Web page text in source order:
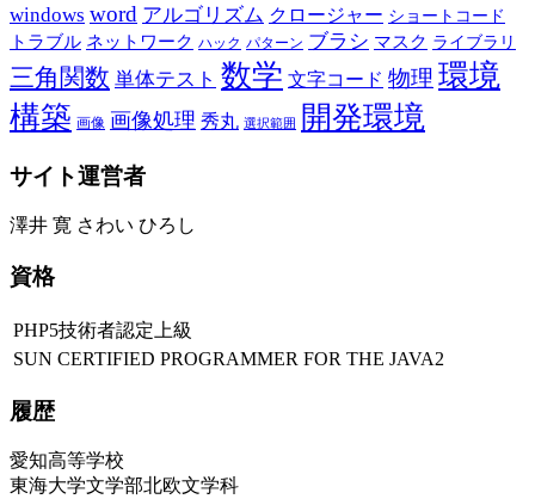
windows word アルゴリズム クロージャー ショートコード
トラブル ネットワーク ハック パターン ブラシ マスク ライブラリ
三角関数 単体テスト 数学 文字コード 物理 環境
構築 画像 画像処理 秀丸 選択範囲 開発環境
サイト運営者
澤井 寛 さわい ひろし
資格
PHP5技術者認定上級
SUN CERTIFIED PROGRAMMER FOR THE JAVA2
履歴
愛知高等学校
東海大学文学部北欧文学科